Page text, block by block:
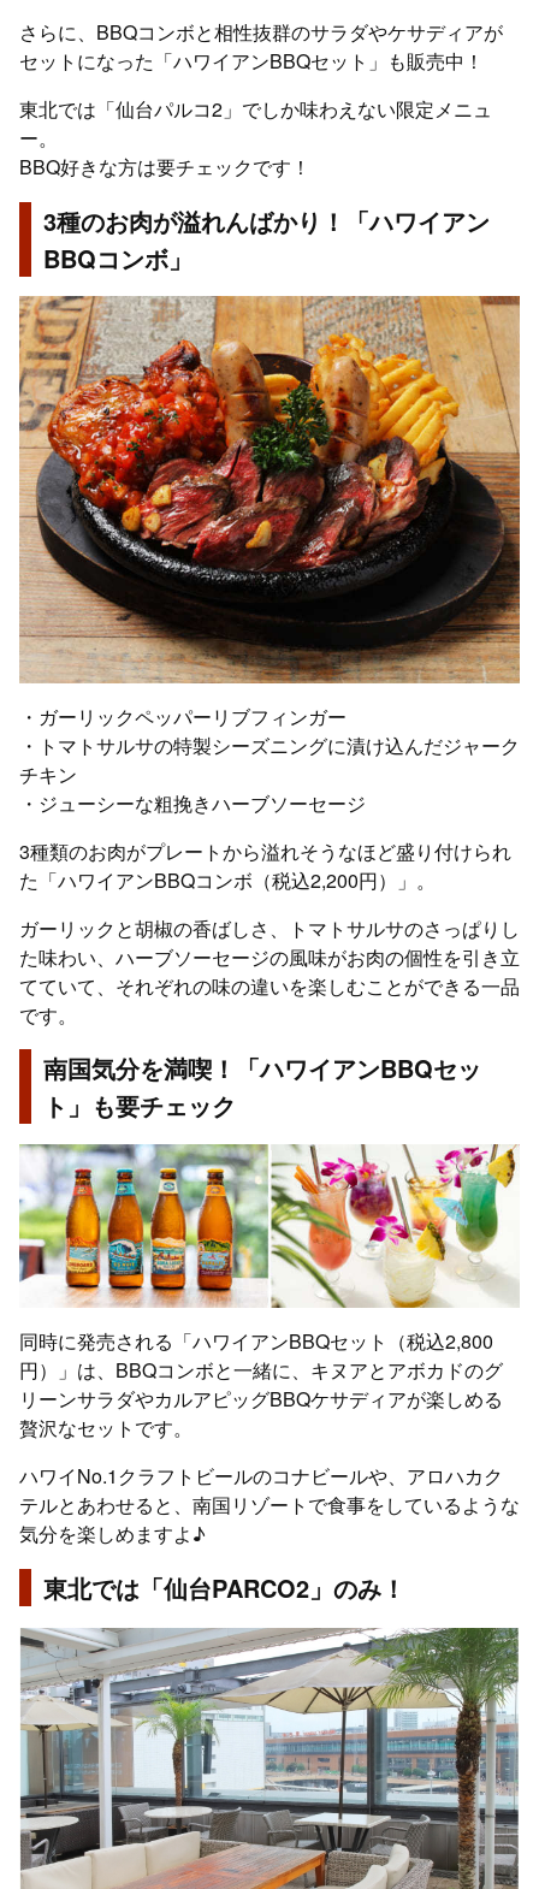
さらに、BBQコンボと相性抜群のサラダやケサディアが
セットになった「ハワイアンBBQセット」も販売中！
東北では「仙台パルコ2」でしか味わえない限定メニュ
ー。
BBQ好きな方は要チェックです！
3種のお肉が溢れんばかり！「ハワイアン
BBQコンボ」
・ガーリックペッパーリブフィンガー
・トマトサルサの特製シーズニングに漬け込んだジャーク
チキン
・ジューシーな粗挽きハーブソーセージ
3種類のお肉がプレートから溢れそうなほど盛り付けられ
た「ハワイアンBBQコンボ（税込2,200円）」。
ガーリックと胡椒の香ばしさ、トマトサルサのさっぱりし
た味わい、ハーブソーセージの風味がお肉の個性を引き立
てていて、それぞれの味の違いを楽しむことができる一品
です。
南国気分を満喫！「ハワイアンBBQセッ
ト」も要チェック
同時に発売される「ハワイアンBBQセット（税込2,800
円）」は、BBQコンボと一緒に、キヌアとアボカドのグ
リーンサラダやカルアピッグBBQケサディアが楽しめる
贅沢なセットです。
ハワイNo.1クラフトビールのコナビールや、アロハカク
テルとあわせると、南国リゾートで食事をしているような
気分を楽しめますよ♪
東北では「仙台PARCO2」のみ！